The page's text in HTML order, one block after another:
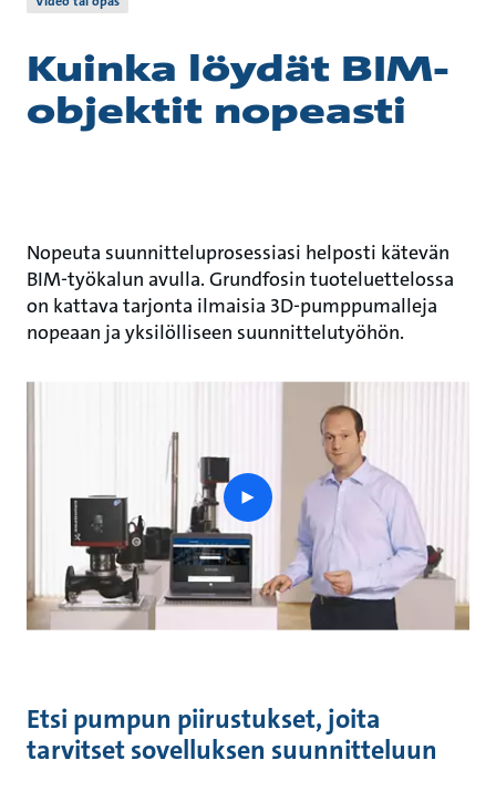
Kuinka löydät BIM-
objektit nopeasti
Nopeuta suunnitteluprosessiasi helposti kätevän
BIM-työkalun avulla. Grundfosin tuoteluettelossa
on kattava tarjonta ilmaisia 3D-pumppumalleja
nopeaan ja yksilölliseen suunnittelutyöhön.
play
button
Etsi pumpun piirustukset, joita
tarvitset sovelluksen suunnitteluun